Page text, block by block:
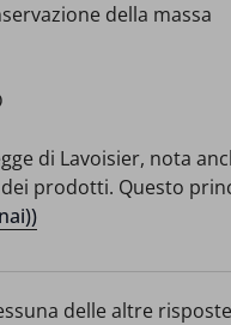
della massa
di Lavoisier, nota
prodotti. Questo
delle altre